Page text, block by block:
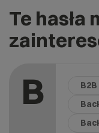
Te hasła
B B2B